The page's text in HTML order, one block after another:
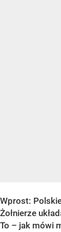
Wprost:
Żołnierze
To – jak mówi